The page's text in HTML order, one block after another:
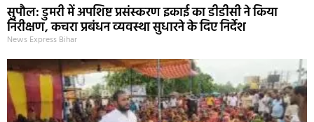
सुपौल: डुमरी में अपशिष्ट प्रसंस्करण इकाई का डीडीसी ने किया
निरीक्षण, कचरा प्रबंधन व्यवस्था सुधारने के दिए निर्देश
News Express Bihar